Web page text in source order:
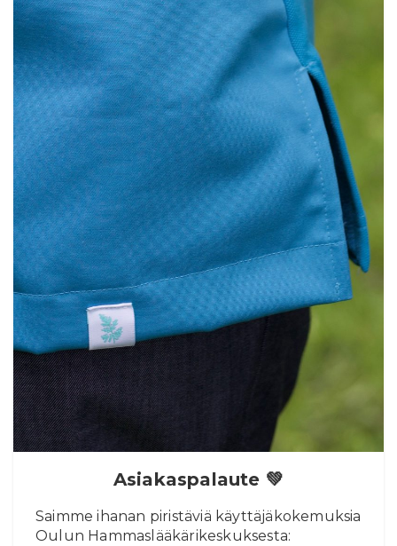
Asiakaspalaute 💚
Saimme ihanan piristäviä käyttäjäkokemuksia
Oulun Hammaslääkärikeskuksesta: